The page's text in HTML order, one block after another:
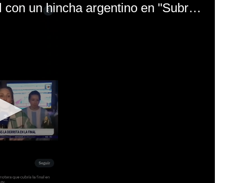
El mal momento de Yanina Gasañol con un hincha argentino en "Subrayado"